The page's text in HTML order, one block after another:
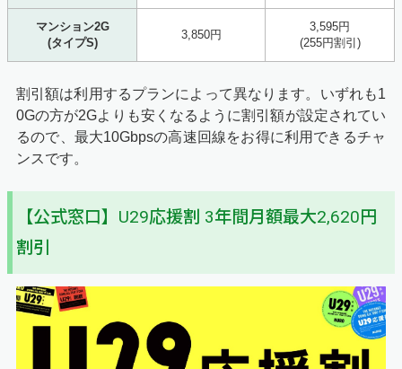
マンション2G
(タイプS)
3,850円
3,595円
(255円割引)
割引額は利用するプランによって異なります。いずれも1
0Gの方が2Gよりも安くなるように割引額が設定されてい
るので、最大10Gbpsの高速回線をお得に利用できるチャ
ンスです。
【公式窓口】U29応援割 3年間月額最大2,620円
割引